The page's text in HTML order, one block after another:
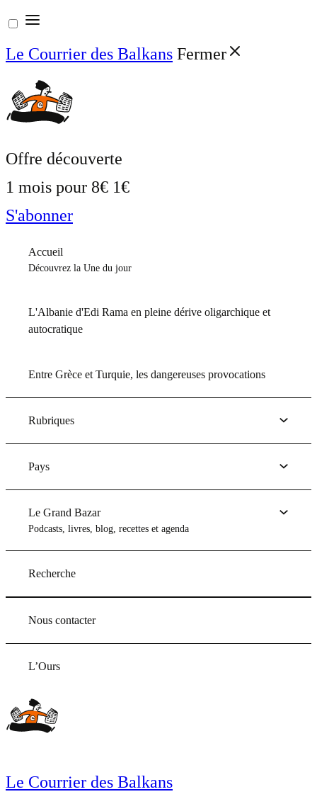
Aller
au
contenu
Le Courrier des Balkans Fermer
Offre découverte
1 mois pour 8€ 1€
S'abonner
Accueil
Découvrez la Une du jour
L'Albanie d'Edi Rama en pleine dérive oligarchique et
autocratique
Entre Grèce et Turquie, les dangereuses provocations
Rubriques
Pays
Le Grand Bazar
Podcasts, livres, blog, recettes et agenda
Recherche
Nous contacter
L’Ours
Le Courrier des Balkans